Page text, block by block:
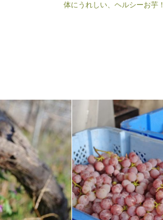
体にうれしい、ヘルシーお芋！